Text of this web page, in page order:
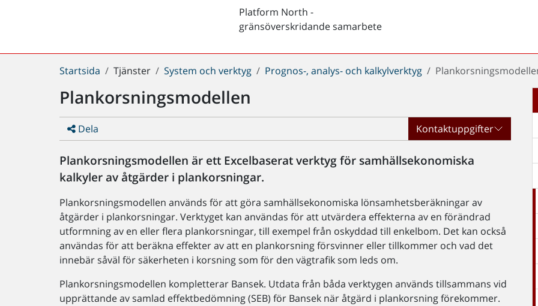
Platform North -
gränsöverskridande samarbete
Du
här:
Startsida Tjänster System och verktyg Prognos-, analys- och kalkylverktyg
Plankorsningsmodellen
Dela Kontaktuppgifter
Plankorsningsmodellen är ett Excelbaserat verktyg för samhällsekonomiska
kalkyler av åtgärder i plankorsningar.
Plankorsningsmodellen används för att göra samhällsekonomiska lönsamhetsberäkningar av
åtgärder i plankorsningar. Verktyget kan användas för att utvärdera effekterna av en förändrad
utformning av en eller flera plankorsningar, till exempel från oskyddad till enkelbom. Det kan också
användas för att beräkna effekter av att en plankorsning försvinner eller tillkommer och vad det
innebär såväl för säkerheten i korsning som för den vägtrafik som leds om.
Plankorsningsmodellen kompletterar Bansek. Utdata från båda verktygen används tillsammans vid
upprättande av samlad effektbedömning (SEB) för Bansek när åtgärd i plankorsning förekommer.